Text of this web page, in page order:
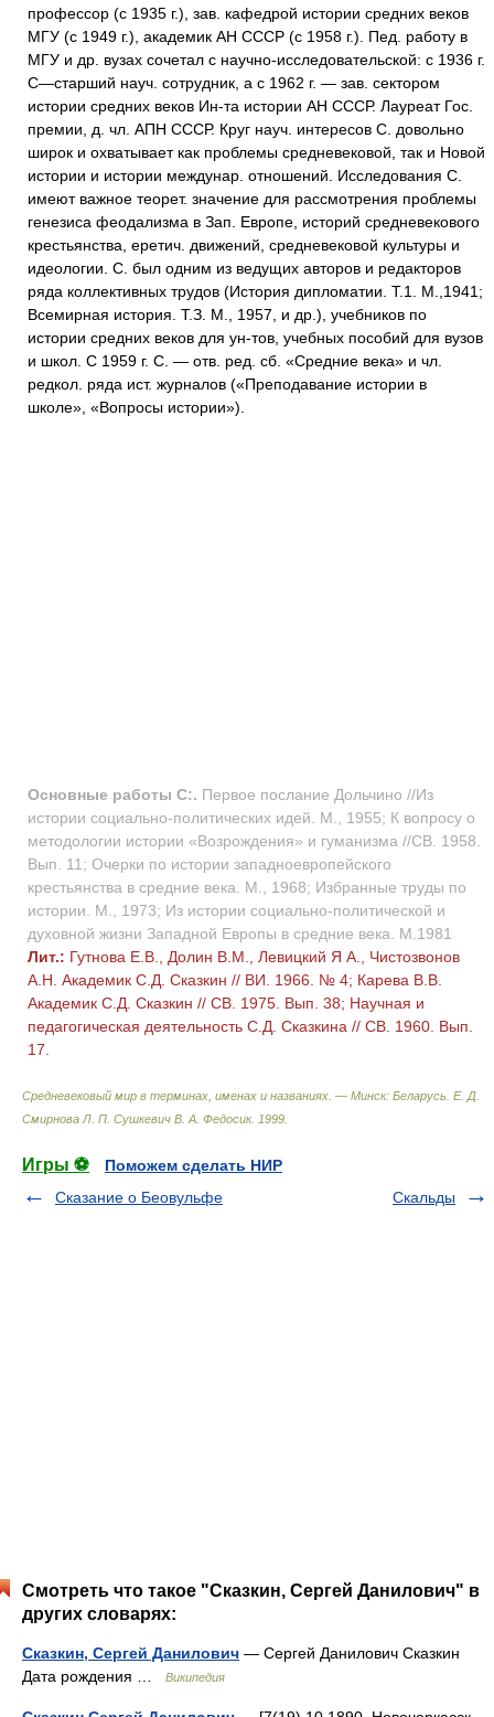
профессор (с 1935 г.), зав. кафедрой истории средних веков
МГУ (с 1949 г.), академик АН СССР (с 1958 г.). Пед. работу в
МГУ и др. вузах сочетал с научно-исследовательской: с 1936 г.
С—старший науч. сотрудник, а с 1962 г. — зав. сектором
истории средних веков Ин-та истории АН СССР. Лауреат Гос.
премии, д. чл. АПН СССР. Круг науч. интересов С. довольно
широк и охватывает как проблемы средневековой, так и Новой
истории и истории междунар. отношений. Исследования С.
имеют важное теорет. значение для рассмотрения проблемы
генезиса феодализма в Зап. Европе, историй средневекового
крестьянства, еретич. движений, средневековой культуры и
идеологии. С. был одним из ведущих авторов и редакторов
ряда коллективных трудов (История дипломатии. Т.1. М.,1941;
Всемирная история. Т.З. М., 1957, и др.), учебников по
истории средних веков для ун-тов, учебных пособий для вузов
и школ. С 1959 г. С. — отв. ред. сб. «Средние века» и чл.
редкол. ряда ист. журналов («Преподавание истории в
школе», «Вопросы истории»).
Основные работы С:. Первое послание Дольчино //Из
истории социально-политических идей. М., 1955; К вопросу о
методологии истории «Возрождения» и гуманизма //СВ. 1958.
Вып. 11; Очерки по истории западноевропейского
крестьянства в средние века. М., 1968; Избранные труды по
истории. М., 1973; Из истории социально-политической и
духовной жизни Западной Европы в средние века. М.1981
Лит.: Гутнова Е.В., Долин В.М., Левицкий Я А., Чистозвонов
А.Н. Академик С.Д. Сказкин // ВИ. 1966. № 4; Карева В.В.
Академик С.Д. Сказкин // СВ. 1975. Вып. 38; Научная и
педагогическая деятельность С.Д. Сказкина // СВ. 1960. Вып.
17.
Средневековый мир в терминах, именах и названиях. — Минск: Беларусь Е. Д.
Смирнова Л. П. Сушкевич В. А. Федосик. 1999
Игры ⚽
Поможем сделать НИР
Сказание о Беовульфе
Скальды
Смотреть что такое "Сказкин, Сергей Данилович" в
других словарях:
Сказкин, Сергей Данилович — Сергей Данилович Сказкин
Дата рождения …
Википедия